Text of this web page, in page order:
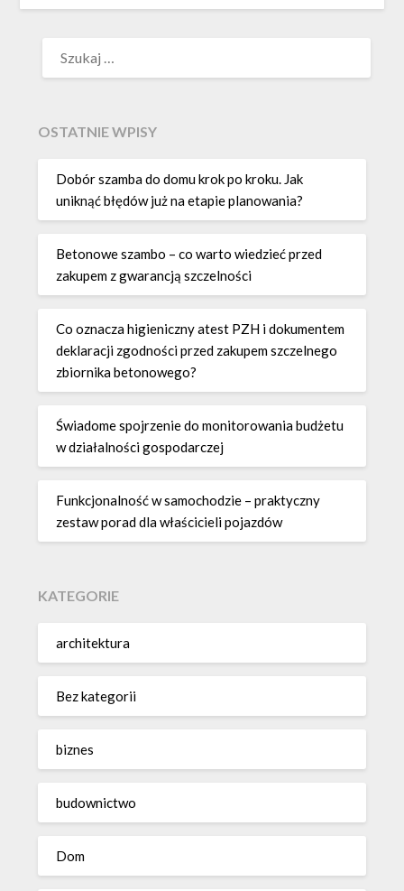
OSTATNIE WPISY
Dobór szamba do domu krok po kroku. Jak
uniknąć błędów już na etapie planowania?
Betonowe szambo – co warto wiedzieć przed
zakupem z gwarancją szczelności
Co oznacza higieniczny atest PZH i dokumentem
deklaracji zgodności przed zakupem szczelnego
zbiornika betonowego?
Świadome spojrzenie do monitorowania budżetu
w działalności gospodarczej
Funkcjonalność w samochodzie – praktyczny
zestaw porad dla właścicieli pojazdów
KATEGORIE
architektura
Bez kategorii
biznes
budownictwo
Dom